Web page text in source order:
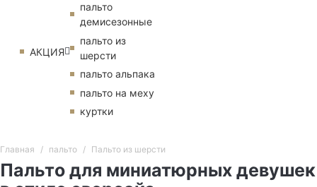
АКЦИЯ
пальто
демисезонные
пальто из
шерсти
пальто альпака
пальто на меху
куртки
Главная пальто Пальто из шерсти
Пальто для миниатюрных девушек